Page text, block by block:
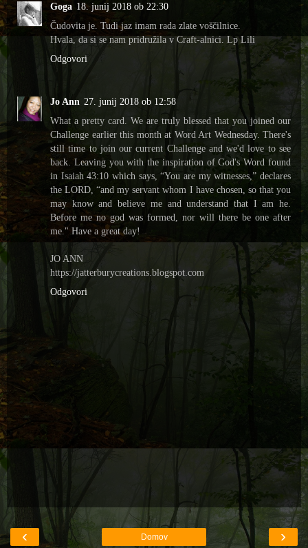
Goga 18. junij 2018 ob 22:30
Čudovita je. Tudi jaz imam rada zlate voščilnice.
Hvala, da si se nam pridružila v Craft-alnici. Lp Lili
Odgovori
Jo Ann 27. junij 2018 ob 12:58
What a pretty card. We are truly blessed that you joined our
Challenge earlier this month at Word Art Wednesday. There's
still time to join our current Challenge and we'd love to see
back. Leaving you with the inspiration of God's Word found
in Isaiah 43:10 which says, “You are my witnesses,” declares
the LORD, “and my servant whom I have chosen, so that you
may know and believe me and understand that I am he.
Before me no god was formed, nor will there be one after
me." Have a great day!
JO ANN
https://jatterburycreations.blogspot.com
Odgovori
‹ ›
Domov